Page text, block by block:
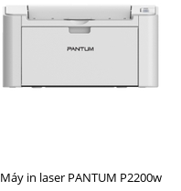
Máy in laser PANTUM P2200w